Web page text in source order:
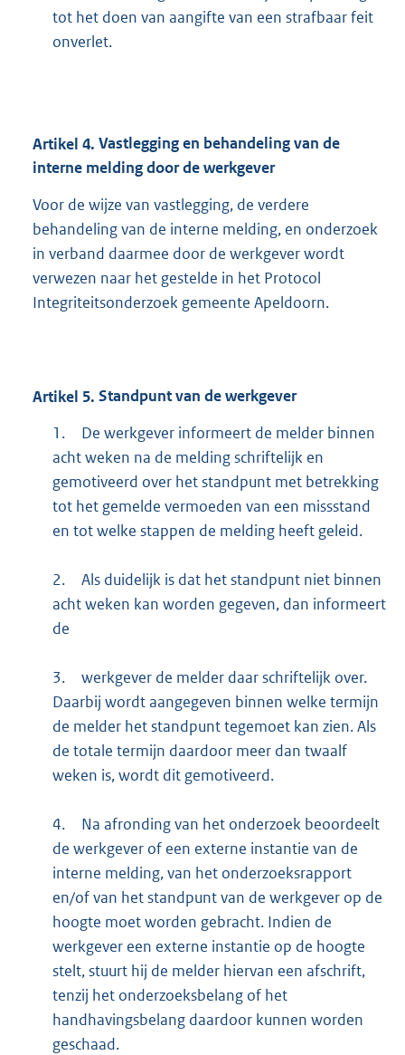
tot het doen van aangifte van een strafbaar feit
onverlet.
Artikel 4. Vastlegging en behandeling van de
interne melding door de werkgever
Voor de wijze van vastlegging, de verdere
behandeling van de interne melding, en onderzoek
in verband daarmee door de werkgever wordt
verwezen naar het gestelde in het Protocol
Integriteitsonderzoek gemeente Apeldoorn.
Artikel 5. Standpunt van de werkgever
1.
De werkgever informeert de melder binnen
acht weken na de melding schriftelijk en
gemotiveerd over het standpunt met betrekking
tot het gemelde vermoeden van een missstand
en tot welke stappen de melding heeft geleid.
2.
Als duidelijk is dat het standpunt niet binnen
acht weken kan worden gegeven, dan informeert
de
3.
werkgever de melder daar schriftelijk over.
Daarbij wordt aangegeven binnen welke termijn
de melder het standpunt tegemoet kan zien. Als
de totale termijn daardoor meer dan twaalf
weken is, wordt dit gemotiveerd.
4.
Na afronding van het onderzoek beoordeelt
de werkgever of een externe instantie van de
interne melding, van het onderzoeksrapport
en/of van het standpunt van de werkgever op de
hoogte moet worden gebracht. Indien de
werkgever een externe instantie op de hoogte
stelt, stuurt hij de melder hiervan een afschrift,
tenzij het onderzoeksbelang of het
handhavingsbelang daardoor kunnen worden
geschaad.